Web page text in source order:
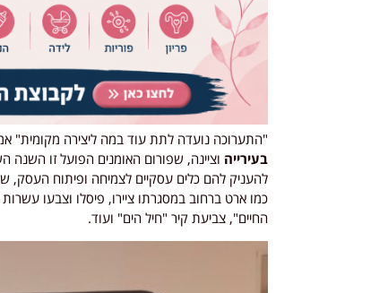
"התערוכה נועדה לתת עוד במה ליצירה מקומית"
בעירייה וציינה, שפורום האומנים הפועל זו השנה
להעניק להם כלים עסקיים לצמיחה ופיתוח העסק,
כמו ארט ברחוב במסגרתו ציירו, פיסלו וצבעו
החיים", צביעת קיר "חיל הים" ועוד.